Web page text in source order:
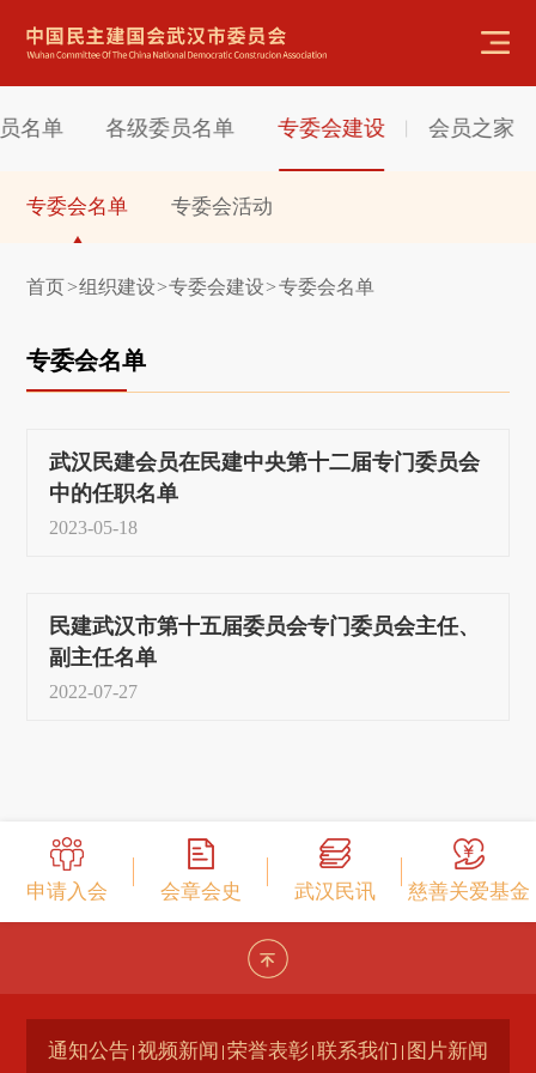
名单 各级委员名单 专委会建设 会员之家
专委会名单 专委会活动
首页>组织建设>专委会建设>专委会名单
专委会名单
武汉民建会员在民建中央第十二届专门委员会
中的任职名单
2023-05-18
民建武汉市第十五届委员会专门委员会主任、
副主任名单
2022-07-27
申请入会 会章会史 武汉民讯 慈善关爱基金
通知公告 视频新闻 荣誉表彰 联系我们 图片新闻